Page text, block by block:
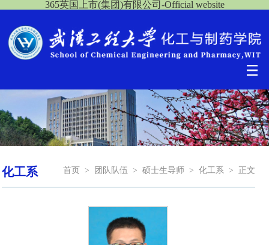
365英国上市(集团)有限公司-Official website
化工系 首页 > 团队队伍 > 硕士生导师 > 化工系 > 正文